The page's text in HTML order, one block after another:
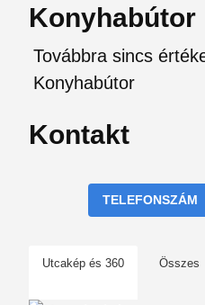
Konyhabútor
Továbbra sincs
Konyhabútor
Kontakt
TELEFONSZÁM
Utcakép és 360 Összes